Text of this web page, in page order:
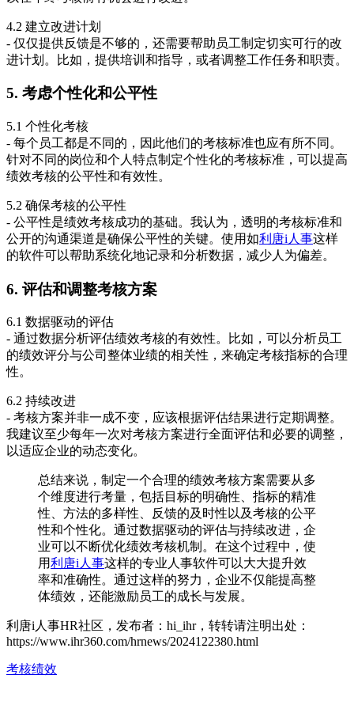
4.2 建立改进计划
- 仅仅提供反馈是不够的，还需要帮助员工制定切实可行的改
进计划。比如，提供培训和指导，或者调整工作任务和职责。
5. 考虑个性化和公平性
5.1 个性化考核
- 每个员工都是不同的，因此他们的考核标准也应有所不同。
针对不同的岗位和个人特点制定个性化的考核标准，可以提高
绩效考核的公平性和有效性。
5.2 确保考核的公平性
- 公平性是绩效考核成功的基础。我认为，透明的考核标准和
公开的沟通渠道是确保公平性的关键。使用如利唐i人事这样
的软件可以帮助系统化地记录和分析数据，减少人为偏差。
6. 评估和调整考核方案
6.1 数据驱动的评估
- 通过数据分析评估绩效考核的有效性。比如，可以分析员工
的绩效评分与公司整体业绩的相关性，来确定考核指标的合理
性。
6.2 持续改进
- 考核方案并非一成不变，应该根据评估结果进行定期调整。
我建议至少每年一次对考核方案进行全面评估和必要的调整，
以适应企业的动态变化。
总结来说，制定一个合理的绩效考核方案需要从多
个维度进行考量，包括目标的明确性、指标的精准
性、方法的多样性、反馈的及时性以及考核的公平
性和个性化。通过数据驱动的评估与持续改进，企
业可以不断优化绩效考核机制。在这个过程中，使
用利唐i人事这样的专业人事软件可以大大提升效
率和准确性。通过这样的努力，企业不仅能提高整
体绩效，还能激励员工的成长与发展。
利唐i人事HR社区，发布者：hi_ihr，转转请注明出处：
https://www.ihr360.com/hrnews/2024122380.html
考核绩效